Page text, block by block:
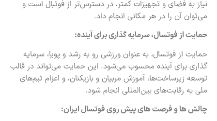
نیاز به فضای و تجهیزات کمتر، در دسترس‌تر از فوتبال است و
می‌توان آن را در هر مکانی انجام داد.
حمایت از فوتسال، سرمایه گذاری برای آینده:
حمایت از فوتسال، به عنوان ورزشی رو به رشد و پویا، سرمایه
گذاری برای آینده محسوب می‌شود. این حمایت می‌تواند در قالب
توسعه زیرساخت‌ها، آموزش مربیان و بازیکنان، و اعزام تیم‌های
ملی به رقابت‌های بین‌المللی انجام شود.
چالش ها و فرصت های پیش روی فوتسال ایران: